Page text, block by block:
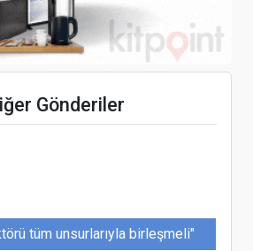
Gönderiler
Gümüş Not
tüm unsurlarıyla birleşmeli"